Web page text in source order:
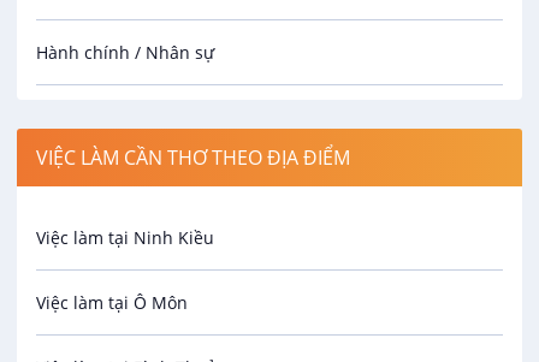
Hành chính / Nhân sự
Spa
Bảo Vệ
An toàn lao động
VIỆC LÀM CẦN THƠ THEO ĐỊA ĐIỂM
Việc làm tại Ninh Kiều
Việc làm tại Ô Môn